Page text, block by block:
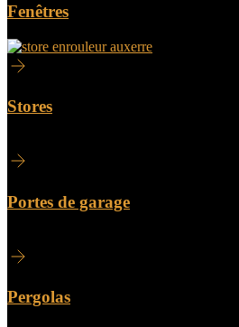
Fenêtres
Stores
Portes de garage
Pergolas